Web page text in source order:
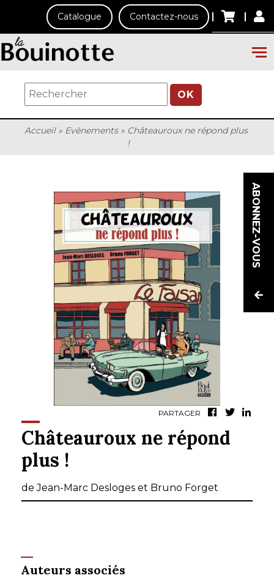
Catalogue Contactez-nous
OK
Accueil» Evènements» Châteauroux ne répond plus
!
ABONNEZ-VOUS
Châteauroux ne répond
plus !
PARTAGER
de Jean-Marc Desloges et Bruno Forget
Auteurs associés